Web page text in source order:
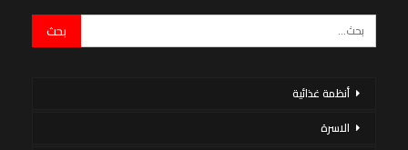
أنظمة غذائية
الاسرة